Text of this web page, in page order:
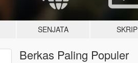
SENJATA SKRIP
Berkas Paling Populer